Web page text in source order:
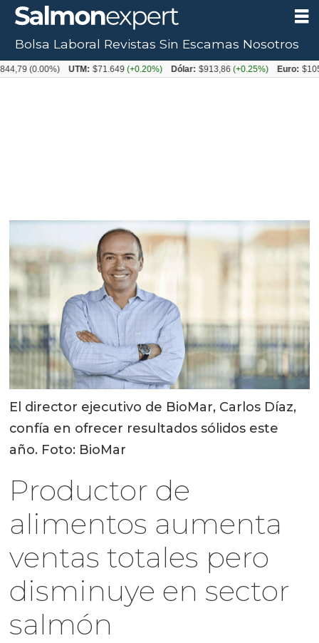
El director ejecutivo de BioMar, Carlos Díaz,
confía en ofrecer resultados sólidos este
año. Foto: BioMar
Productor de
alimentos aumenta
ventas totales pero
disminuye en sector
salmón
Bolsa Laboral Revistas Sin Escamas Nosotros
UTM: $71.649(+0.20%) Dólar: $913,86(+0.25%) Euro: $1053,08